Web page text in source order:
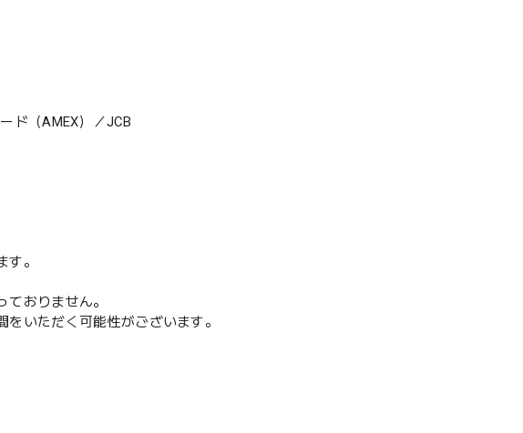
（AMEX）／JCB
。
おりません。
いただく可能性がございます。